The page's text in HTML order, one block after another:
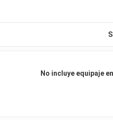
No incluye equipaje